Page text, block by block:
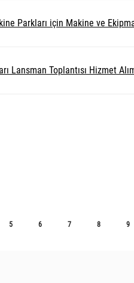
Parkları için Makine ve
Lansman Toplantısı Hizmet
5 6 7 8 9